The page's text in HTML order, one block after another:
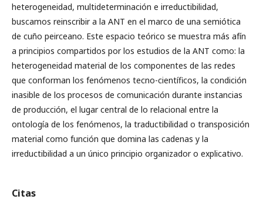
heterogeneidad, multideterminación e irreductibilidad,
buscamos reinscribir a la ANT en el marco de una semiótica
de cuño peirceano. Este espacio teórico se muestra más afín
a principios compartidos por los estudios de la ANT como: la
heterogeneidad material de los componentes de las redes
que conforman los fenómenos tecno-científicos, la condición
inasible de los procesos de comunicación durante instancias
de producción, el lugar central de lo relacional entre la
ontología de los fenómenos, la traductibilidad o transposición
material como función que domina las cadenas y la
irreductibilidad a un único principio organizador o explicativo.
Citas